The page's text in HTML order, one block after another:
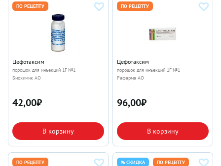
ПО РЕЦЕПТУ
Цефотаксим
порошок для инъекций 1Г №1
Биохимик АО
42,00₽
В корзину
ПО РЕЦЕПТУ
Цефотаксим
порошок для инъекций 1Г №1
Рафарма АО
96,00₽
В корзину
ПО РЕЦЕПТУ % СКИДКА ПО РЕЦЕПТУ